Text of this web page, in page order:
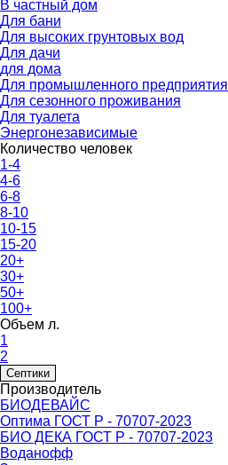
В частный дом
Для бани
Для высоких грунтовых вод
Для дачи
для дома
Для промышленного предприятия
Для сезонного проживания
Для туалета
Энергонезависимые
Количество человек
1-4
4-6
6-8
8-10
10-15
15-20
20+
30+
50+
100+
Объем л.
1
2
Септики
Производитель
БИОДЕВАЙС
Оптима ГОСТ Р - 70707-2023
БИО ДЕКА ГОСТ Р - 70707-2023
Воданофф